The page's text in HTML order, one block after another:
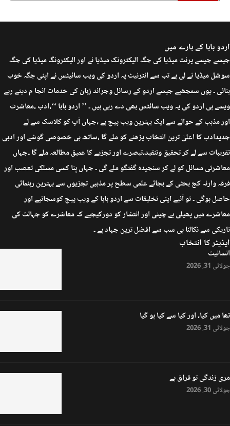
اردو بابا کے بارے میں
جیسے جیسے پرنٹ میڈیا کی جگہ الیکٹرونک میڈیا نے اور الیکٹرونگ میڈیا کی جگہ
سوشل میڈیا نے لی ہے تب سے انٹرنیٹ پہ اردو کی ویب سائیٹس نے اپنی جگہ خوب
بنائی ۔ یوں سمجھیے جیسے اردو کے رسائل وجرائد زبان کی خدمات انجا م دیتے رہے
ویسے ہی اردو کی یہ ویب سائٹس بھی دے رہی ہیں ۔ ’’ اردو بابا ‘‘،ادب ،معاشرت
اور مذہب کے حوالے سے ایک بہترین ویب پیج ہے ،جہاں آپ کو کلاسک سے لے
جدیدادب کا اعلیٰ ترین انتخاب پڑھنے کو ملے گا ،ساتھ ہی خصوصی گوشے اور ادبی
تقریبات سے لے کر تحقیق وتنقید،تبصرے اور تجزیے کا عمیق مطالعہ ملے گا ۔جہاں
معاشرتی مسائل کو لے کر سنجیدہ گفتگو ملے گی ۔ جہاں بِنا کسی مسلکی تعصب اور
فرقہ وارنہ کج بحثی کے بجائے علمی سطح پر مذہبی تجزیوں سے بہترین رہنمائی
حاصل ہوگی ۔ تو آئیے اپنی تخلیقات سے اردو بابا کے ویب پیج کوسجائیے اور
معاشرے میں پھیلی بے چینی اور انتشار کو دورکیجیے کہ معاشرے کو جہالت کی
تاریکی سے نکالنا ہی سب سے افضل ترین جہاد ہے ۔
ایڈیٹر کا انتخاب
انسانیت
جولائی 31, 2026
تھا میں کیا، اور کیا سے کیا ہو گیا
جولائی 31, 2026
مری زندگی تو فراق ہے
جولائی 30, 2026